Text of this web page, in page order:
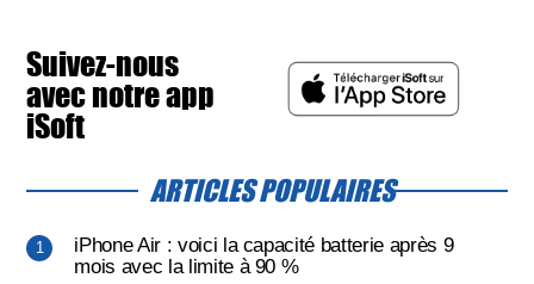
Suivez-nous
avec notre app
iSoft
ARTICLES POPULAIRES
iPhone Air : voici la capacité batterie après 9
mois avec la limite à 90 %